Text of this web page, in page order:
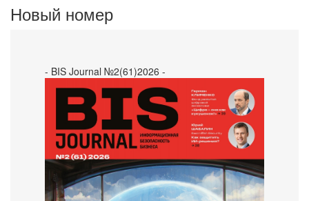
Новый номер
- BIS Journal №2(61)2026 -